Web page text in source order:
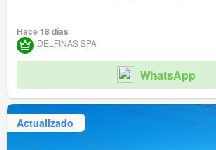
Hace 18 días
DELFINAS SPA
WhatsApp
Actualizado